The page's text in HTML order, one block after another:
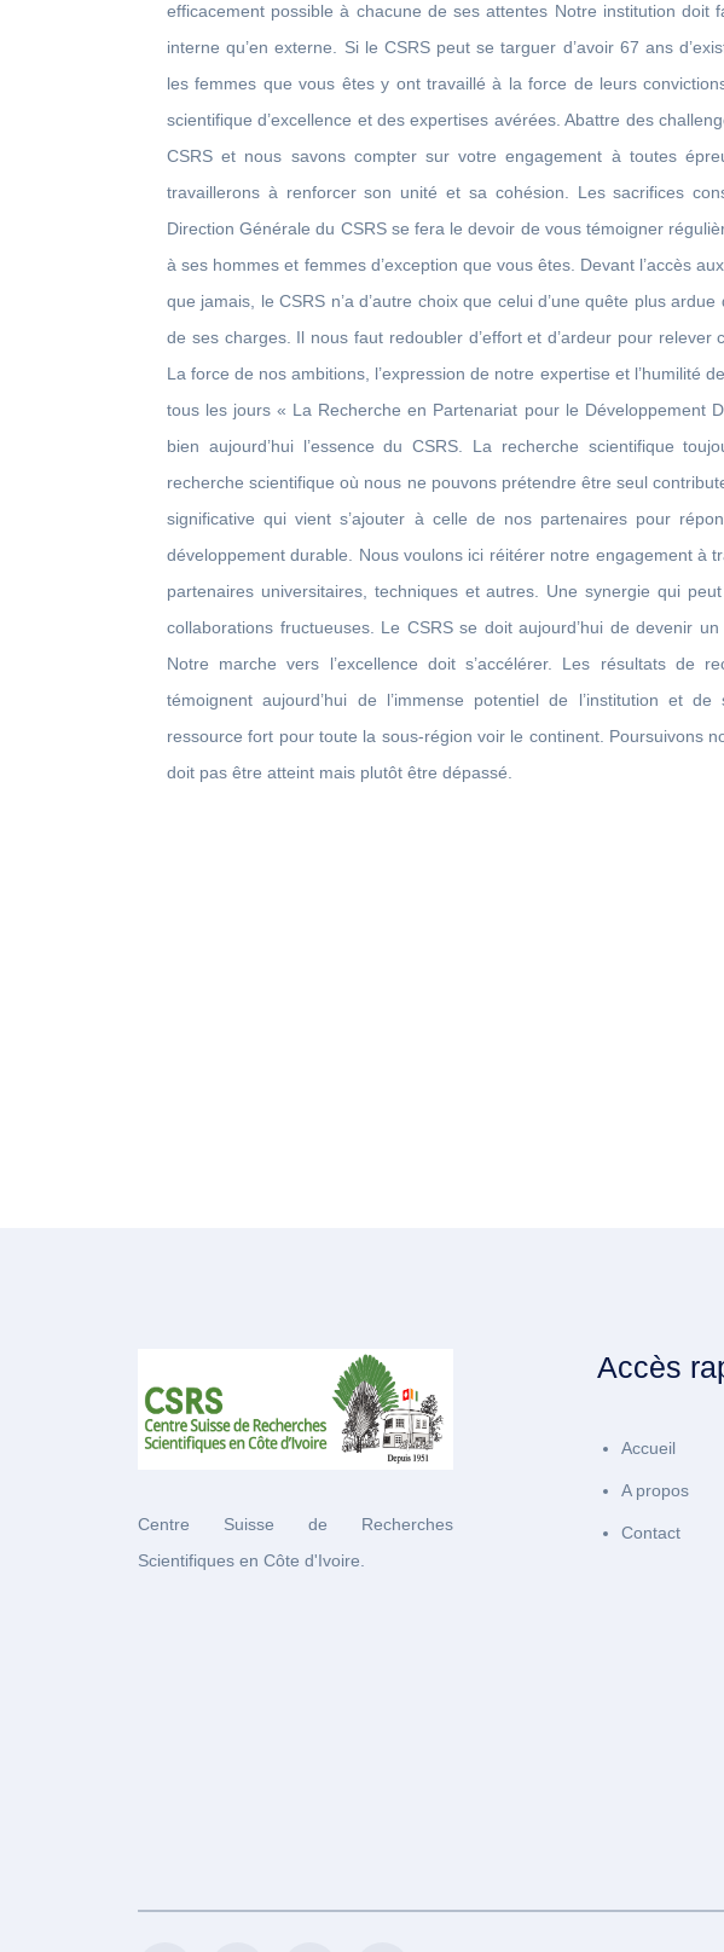
efficacement possible à chacune de ses attentes Notre institution doit
interne qu’en externe. Si le CSRS peut se targuer d’avoir 67 ans
les femmes que vous êtes y ont travaillé à la force de leurs
scientifique d’excellence et des expertises avérées. Abattre des
CSRS et nous savons compter sur votre engagement à toutes
travaillerons à renforcer son unité et sa cohésion. Les sacrifices
Direction Générale du CSRS se fera le devoir de vous témoigner
à ses hommes et femmes d’exception que vous êtes. Devant l’accès
que jamais, le CSRS n’a d’autre choix que celui d’une quête plus
de ses charges. Il nous faut redoubler d’effort et d’ardeur pour
La force de nos ambitions, l’expression de notre expertise et l’humilité
tous les jours « La Recherche en Partenariat pour le Développement
bien aujourd’hui l’essence du CSRS. La recherche scientifique
recherche scientifique où nous ne pouvons prétendre être seul
significative qui vient s’ajouter à celle de nos partenaires pour
développement durable. Nous voulons ici réitérer notre engagement à
partenaires universitaires, techniques et autres. Une synergie qui
collaborations fructueuses. Le CSRS se doit aujourd’hui de devenir
Notre marche vers l’excellence doit s’accélérer. Les résultats de
témoignent aujourd’hui de l’immense potentiel de l’institution et
ressource fort pour toute la sous-région voir le continent. Poursuivons
doit pas être atteint mais plutôt être dépassé.
Centre Suisse de Recherches
Scientifiques en Côte d'Ivoire.
Accès
Accueil
A propos
Contact